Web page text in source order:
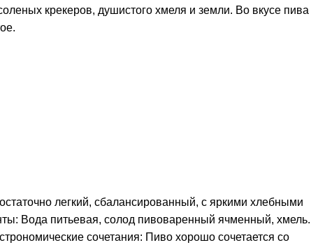
крекеров, душистого хмеля и земли. Во вкусе пива
легкий, сбалансированный, с яркими хлебными
Вода питьевая, солод пивоваренный ячменный, хмель.
сочетания: Пиво хорошо сочетается со